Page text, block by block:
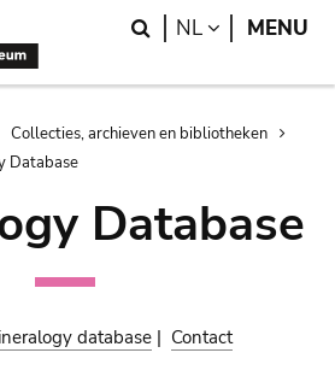
Search
NL LANGUAGE
MENU
Collecties, archieven en bibliotheken
Database
Database
database | Contact